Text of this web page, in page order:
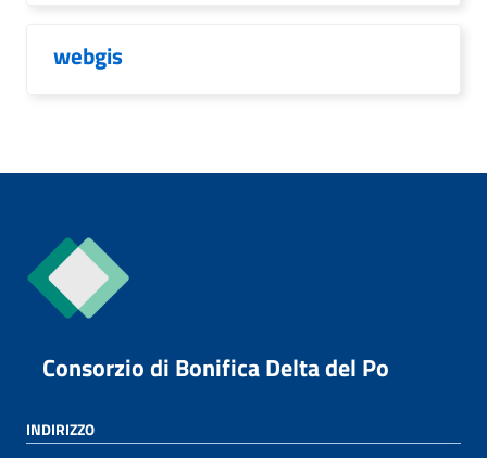
webgis
Consorzio di Bonifica Delta del Po
INDIRIZZO